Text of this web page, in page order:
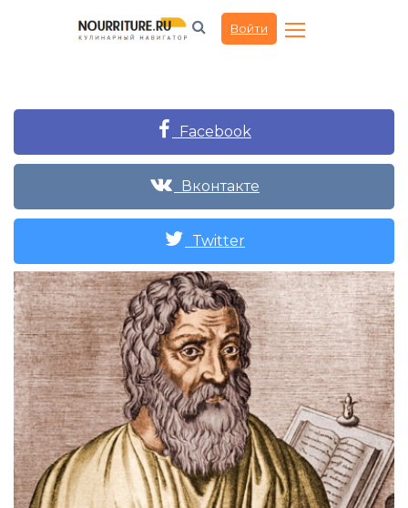
Войти
Facebook
Вконтакте
Twitter